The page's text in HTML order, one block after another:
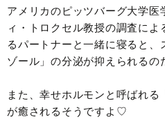
アメリカのピッツバーグ大学
ィ・トロクセル教授の調査に
るパートナーと一緒に寝ると
ゾール」の分泌が抑えられるの
また、幸せホルモンと呼ばれ
が癒されるそうですよ♡